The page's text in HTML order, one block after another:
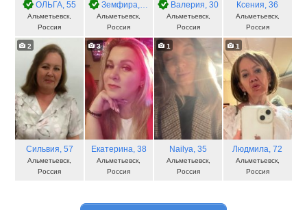
ОЛЬГА, 55
Альметьевск,
Россия
Земфира, 59
Альметьевск,
Россия
Валерия, 30
Альметьевск,
Россия
Ксения, 36
Альметьевск,
Россия
2
Сильвия, 57
Альметьевск,
Россия
3
Екатерина, 38
Альметьевск,
Россия
1
Nailya, 35
Альметьевск,
Россия
1
Людмила, 72
Альметьевск,
Россия